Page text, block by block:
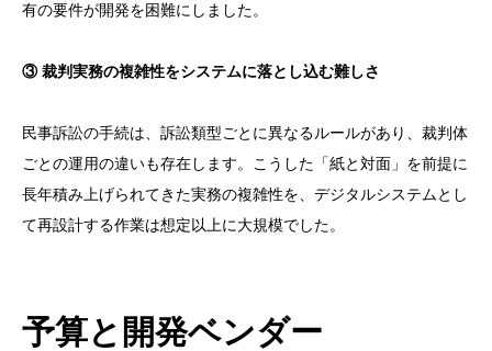
有の要件が開発を困難にしました。
③ 裁判実務の複雑性をシステムに落とし込む難しさ
民事訴訟の手続は、訴訟類型ごとに異なるルールがあり、裁判体
ごとの運用の違いも存在します。こうした「紙と対面」を前提に
長年積み上げられてきた実務の複雑性を、デジタルシステムとし
て再設計する作業は想定以上に大規模でした。
予算と開発ベンダー